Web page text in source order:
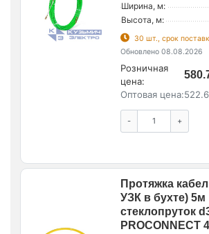
Ширина, м:
Высота, м:
30 шт., срок
Обновлено 08.08.2026
Розничная
цена:
Оптовая цена:
- +
Протяжка
УЗК в бухте) 5м
стеклопруток
PROCONNECT